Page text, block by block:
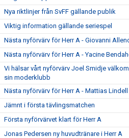
Nya riktlinjer från SvFF gällande publik
Viktig information gällande seriespel
Nästa nyförvärv för Herr A - Giovanni
Nästa nyförvärv för Herr A - Yacine
Vi hälsar vårt nyförvärv Joel Smidje
sin moderklubb
Nästa nyförvärv för Herr A - Mattias Lindell
Jämnt i första tävlingsmatchen
Första nyförvärvet klart för Herr A
Jonas Pedersen ny huvudtränare i Herr A